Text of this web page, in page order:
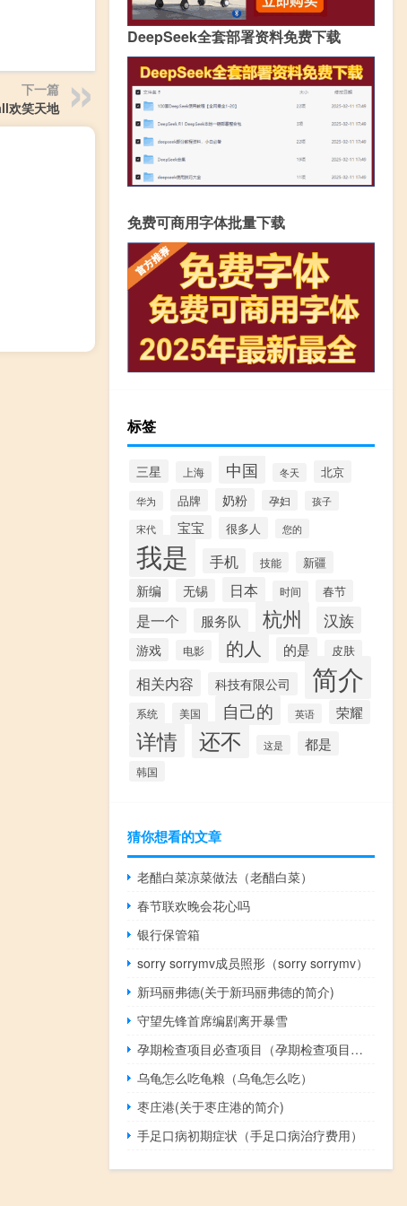
下一篇
欢笑天地
DeepSeek全套部署资料免费下载
免费可商用字体批量下载
标签
三星 上海 中国 冬天 北京
华为 品牌 奶粉 孕妇 孩子
宋代 宝宝 很多人 您的
我是 手机 技能 新疆
新编 无锡 日本 时间 春节
是一个 服务队 杭州 汉族
游戏 电影 的人 的是 皮肤
相关内容 科技有限公司 简介
系统 美国 自己的 英语 荣耀
详情 还不 这是 都是
韩国
猜你想看的文章
老醋白菜凉菜做法（老醋白菜）
春节联欢晚会花心吗
银行保管箱
sorry sorrymv成员照形（sorry sorrymv）
新玛丽弗德(关于新玛丽弗德的简介)
守望先锋首席编剧离开暴雪
孕期检查项目必查项目（孕期检查项目有哪些）
乌龟怎么吃龟粮（乌龟怎么吃）
枣庄港(关于枣庄港的简介)
手足口病初期症状（手足口病治疗费用）